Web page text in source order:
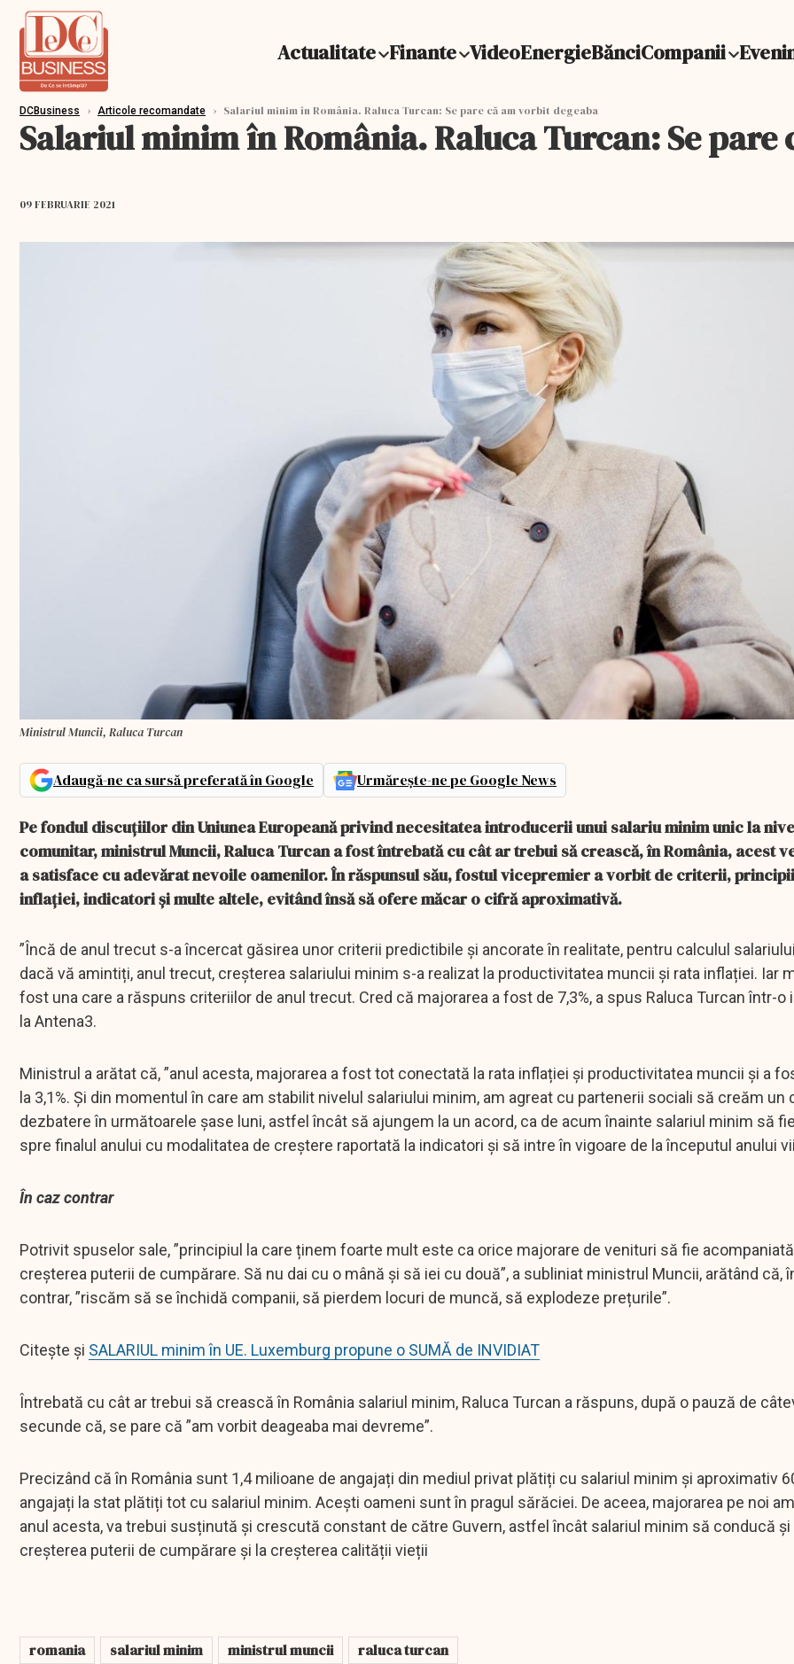
Actualitate Finante VideoEnergieBănciCompanii
DCBusiness › Articole recomandate › Salariul minim în România. Raluca Turcan: Se pare că am vorbit degeaba
Salariul minim în România. Raluca Turcan: Se pare
09 FEBRUARIE 2021
Ministrul Muncii, Raluca Turcan
Adaugă-ne ca sursă preferată în Google Urmărește-ne pe Google News
Pe fondul discuțiilor din Uniunea Europeană privind necesitatea introducerii unui salariu minim unic la
comunitar, ministrul Muncii, Raluca Turcan a fost întrebată cu cât ar trebui să crească, în România, acest
a satisface cu adevărat nevoile oamenilor. În răspunsul său, fostul vicepremier a vorbit de criterii,
inflației, indicatori și multe altele, evitând însă să ofere măcar o cifră aproximativă.
”Încă de anul trecut s-a încercat găsirea unor criterii predictibile și ancorate în realitate, pentru calculul
dacă vă amintiți, anul trecut, creșterea salariului minim s-a realizat la productivitatea muncii și rata inflației. Iar
fost una care a răspuns criteriilor de anul trecut. Cred că majorarea a fost de 7,3%, a spus Raluca Turcan într-o
la Antena3.
Ministrul a arătat că, ”anul acesta, majorarea a fost tot conectată la rata inflației și productivitatea muncii și a
la 3,1%. Și din momentul în care am stabilit nivelul salariului minim, am agreat cu partenerii sociali să creăm un
dezbatere în următoarele șase luni, astfel încât să ajungem la un acord, ca de acum înainte salariul minim să
spre finalul anului cu modalitatea de creștere raportată la indicatori și să intre în vigoare de la începutul anului
În caz contrar
Potrivit spuselor sale, ”principiul la care ținem foarte mult este ca orice majorare de venituri să fie
creșterea puterii de cumpărare. Să nu dai cu o mână și să iei cu două”, a subliniat ministrul Muncii, arătând că,
contrar, ”riscăm să se închidă companii, să pierdem locuri de muncă, să explodeze prețurile”.
Citește și SALARIUL minim în UE. Luxemburg propune o SUMĂ de INVIDIAT
Întrebată cu cât ar trebui să crească în România salariul minim, Raluca Turcan a răspuns, după o pauză de
secunde că, se pare că ”am vorbit deageaba mai devreme”.
Precizând că în România sunt 1,4 milioane de angajați din mediul privat plătiți cu salariul minim și aproximativ
angajați la stat plătiți tot cu salariul minim. Acești oameni sunt în pragul sărăciei. De aceea, majorarea pe noi
anul acesta, va trebui susținută și crescută constant de către Guvern, astfel încât salariul minim să conducă și
creșterea puterii de cumpărare și la creșterea calității vieții
romania salariul minim ministrul muncii raluca turcan